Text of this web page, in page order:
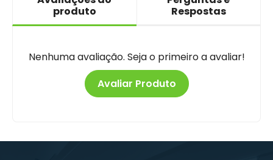
produto
Respostas
Nenhuma avaliação. Seja o primeiro a avaliar!
Avaliar Produto